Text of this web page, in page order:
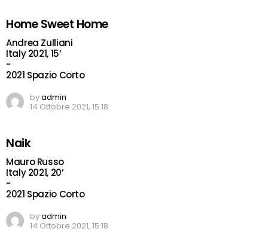
Home Sweet Home
Andrea Zulliani
Italy 2021, 15’
-
2021 Spazio Corto
byadmin
14 Ottobre 2021, 15:18
Naik
Mauro Russo
Italy 2021, 20’
-
2021 Spazio Corto
byadmin
14 Ottobre 2021, 15:18